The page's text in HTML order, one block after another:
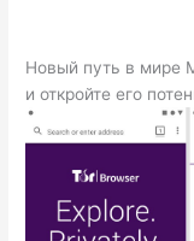
Новый путь в мире
и откройте его